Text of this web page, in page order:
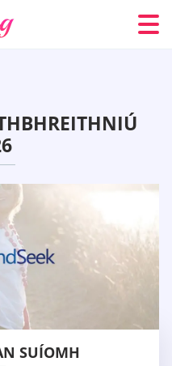
SUÍOMH